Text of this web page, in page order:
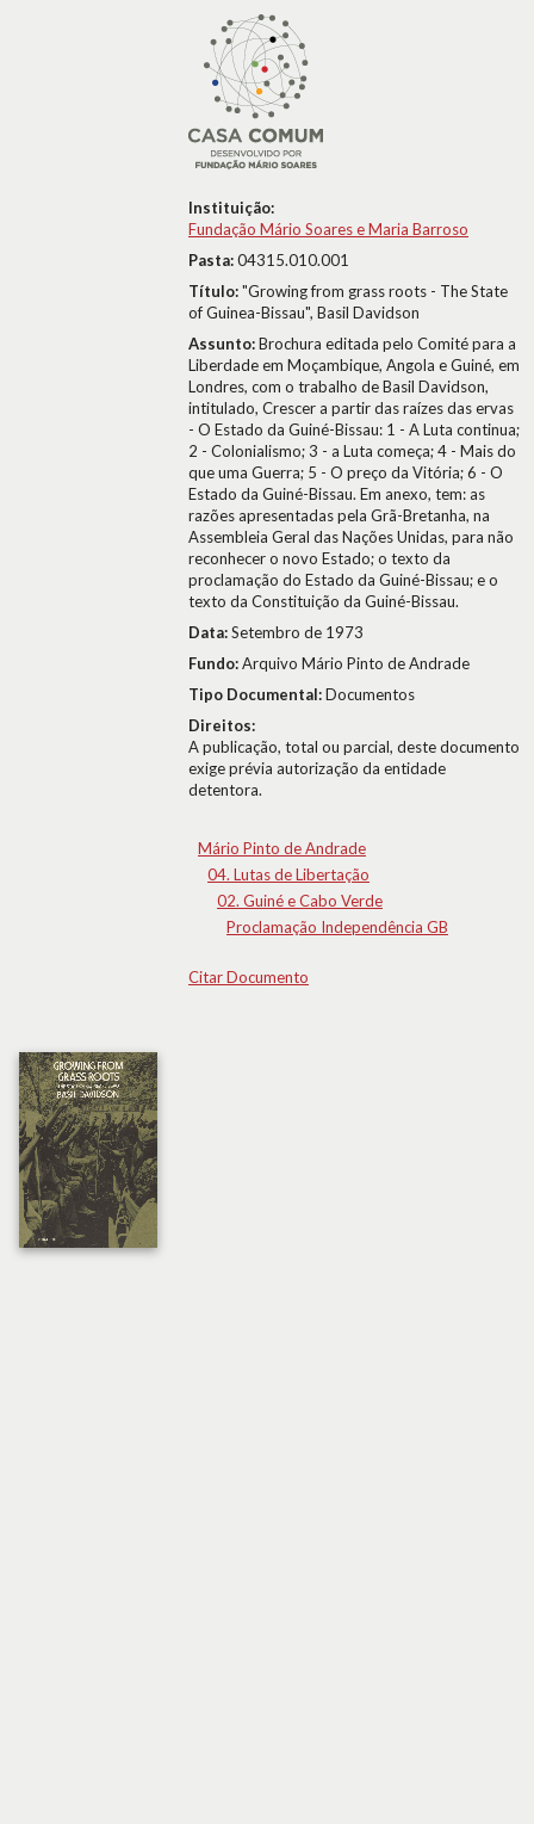
Instituição:
Fundação Mário Soares e Maria Barroso
Pasta:04315.010.001
Título:"Growing from grass roots - The State
of Guinea-Bissau", Basil Davidson
Assunto:Brochura editada pelo Comité para a
Liberdade em Moçambique, Angola e Guiné, em
Londres, com o trabalho de Basil Davidson,
intitulado, Crescer a partir das raízes das ervas
- O Estado da Guiné-Bissau: 1 - A Luta continua;
2 - Colonialismo; 3 - a Luta começa; 4 - Mais do
que uma Guerra; 5 - O preço da Vitória; 6 - O
Estado da Guiné-Bissau. Em anexo, tem: as
razões apresentadas pela Grã-Bretanha, na
Assembleia Geral das Nações Unidas, para não
reconhecer o novo Estado; o texto da
proclamação do Estado da Guiné-Bissau; e o
texto da Constituição da Guiné-Bissau.
Data:Setembro de 1973
Fundo:Arquivo Mário Pinto de Andrade
Tipo Documental:Documentos
Direitos:
A publicação, total ou parcial, deste documento
exige prévia autorização da entidade
detentora.
Mário Pinto de Andrade
04. Lutas de Libertação
02. Guiné e Cabo Verde
Proclamação Independência GB
Citar Documento